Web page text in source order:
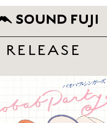
RELEASE